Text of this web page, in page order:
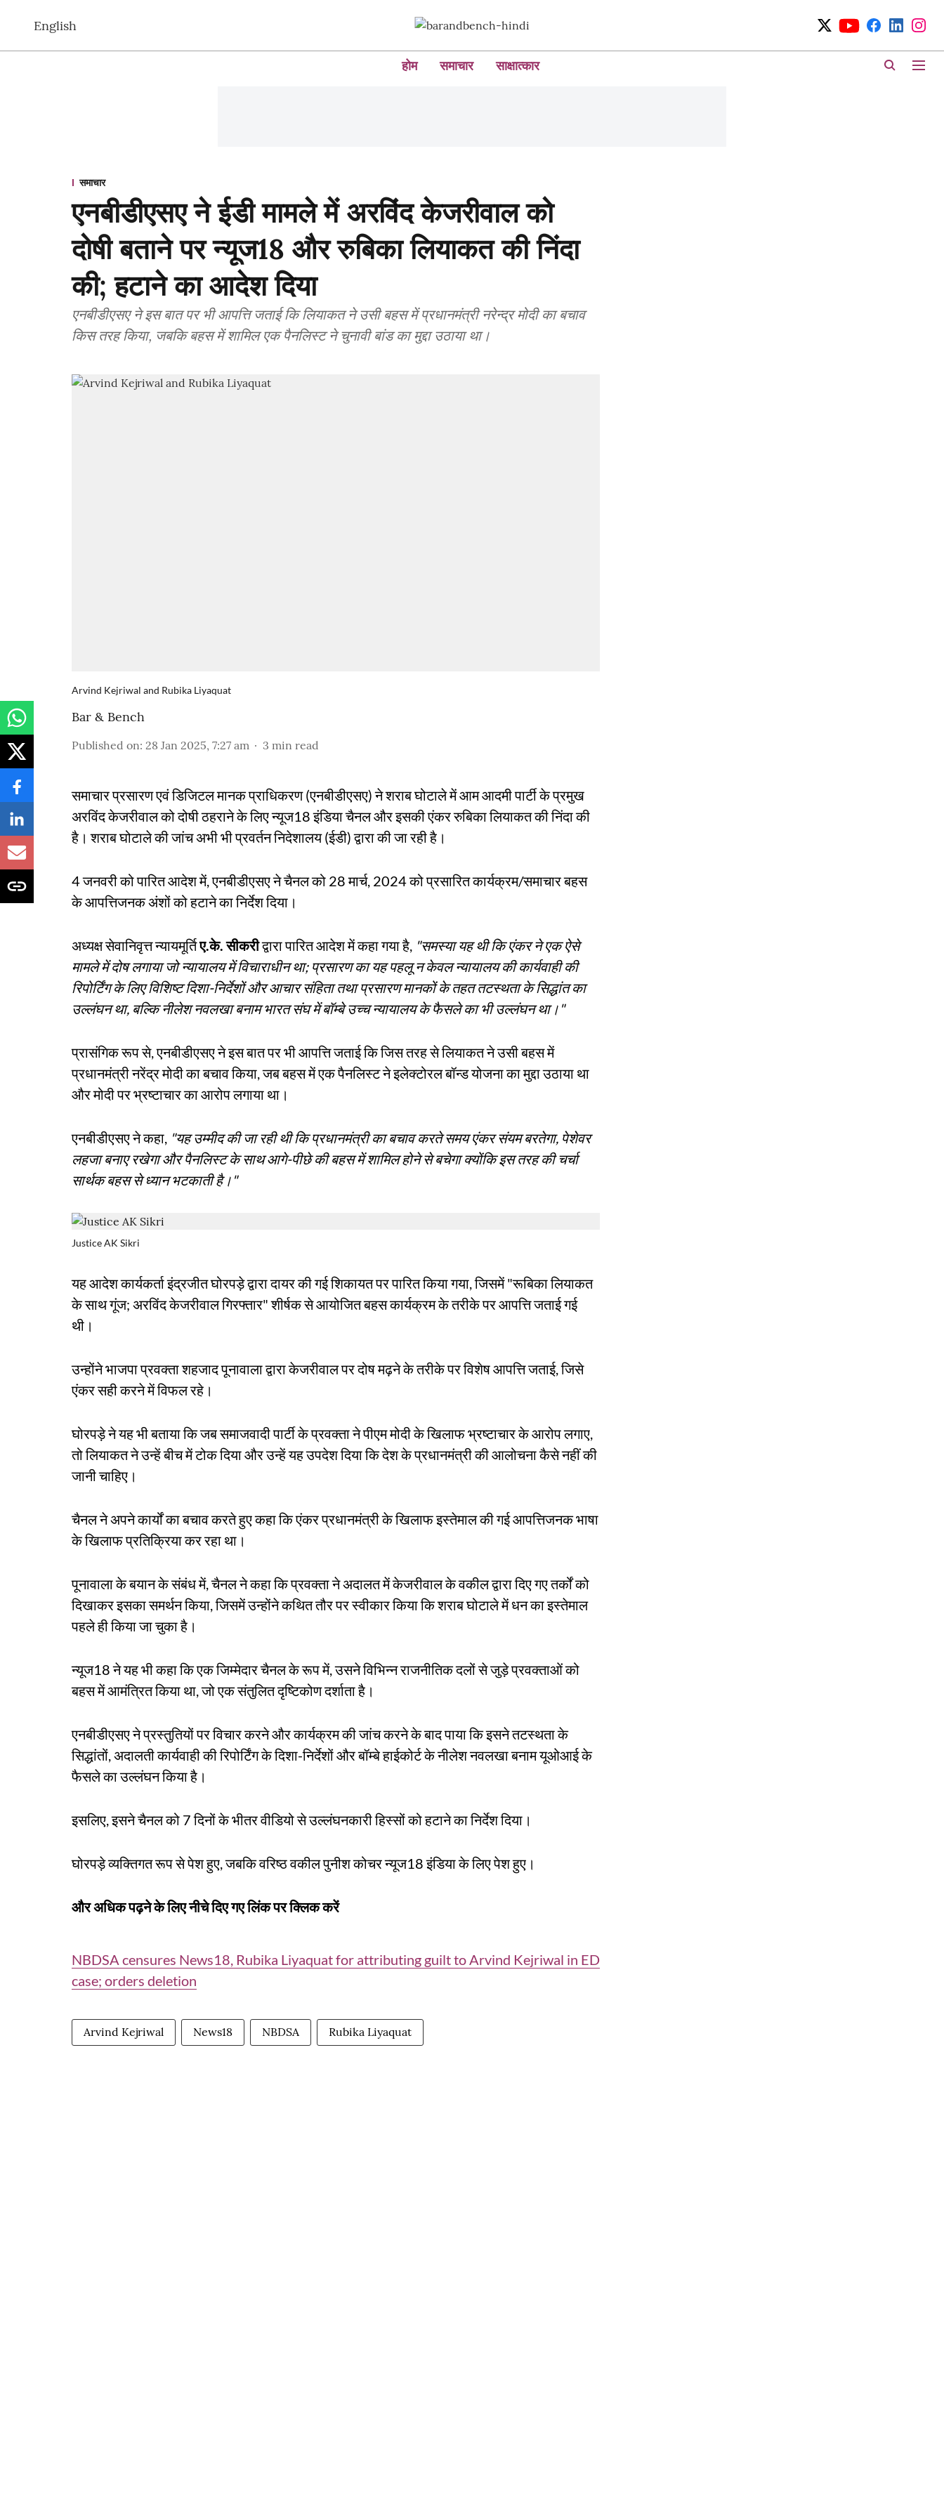
English
होम समाचार साक्षात्कार
समाचार
एनबीडीएसए ने ईडी मामले में अरविंद केजरीवाल को
दोषी बताने पर न्यूज18 और रुबिका लियाकत की निंदा
की; हटाने का आदेश दिया
एनबीडीएसए ने इस बात पर भी आपत्ति जताई कि लियाकत ने उसी बहस में प्रधानमंत्री नरेन्द्र मोदी का बचाव
किस तरह किया, जबकि बहस में शामिल एक पैनलिस्ट ने चुनावी बांड का मुद्दा उठाया था।
Arvind Kejriwal and Rubika Liyaquat
Bar & Bench
Published on: 28 Jan 2025, 7:27 am 3 min read
समाचार प्रसारण एवं डिजिटल मानक प्राधिकरण (एनबीडीएसए) ने शराब घोटाले में आम आदमी पार्टी के प्रमुख
अरविंद केजरीवाल को दोषी ठहराने के लिए न्यूज18 इंडिया चैनल और इसकी एंकर रुबिका लियाकत की निंदा की
है। शराब घोटाले की जांच अभी भी प्रवर्तन निदेशालय (ईडी) द्वारा की जा रही है।
4 जनवरी को पारित आदेश में, एनबीडीएसए ने चैनल को 28 मार्च, 2024 को प्रसारित कार्यक्रम/समाचार बहस
के आपत्तिजनक अंशों को हटाने का निर्देश दिया।
अध्यक्ष सेवानिवृत्त न्यायमूर्तिए.के. सीकरीद्वारा पारित आदेश में कहा गया है, "समस्या यह थी कि एंकर ने एक ऐसे
मामले में दोष लगाया जो न्यायालय में विचाराधीन था; प्रसारण का यह पहलू न केवल न्यायालय की कार्यवाही की
रिपोर्टिंग के लिए विशिष्ट दिशा-निर्देशों और आचार संहिता तथा प्रसारण मानकों के तहत तटस्थता के सिद्धांत का
उल्लंघन था, बल्कि नीलेश नवलखा बनाम भारत संघ में बॉम्बे उच्च न्यायालय के फैसले का भी उल्लंघन था।"
प्रासंगिक रूप से, एनबीडीएसए ने इस बात पर भी आपत्ति जताई कि जिस तरह से लियाकत ने उसी बहस में
प्रधानमंत्री नरेंद्र मोदी का बचाव किया, जब बहस में एक पैनलिस्ट ने इलेक्टोरल बॉन्ड योजना का मुद्दा उठाया था
और मोदी पर भ्रष्टाचार का आरोप लगाया था।
एनबीडीएसए ने कहा, "यह उम्मीद की जा रही थी कि प्रधानमंत्री का बचाव करते समय एंकर संयम बरतेगा, पेशेवर
लहजा बनाए रखेगा और पैनलिस्ट के साथ आगे-पीछे की बहस में शामिल होने से बचेगा क्योंकि इस तरह की चर्चा
सार्थक बहस से ध्यान भटकाती है।"
Justice AK Sikri
यह आदेश कार्यकर्ता इंद्रजीत घोरपड़े द्वारा दायर की गई शिकायत पर पारित किया गया, जिसमें "रूबिका लियाकत
के साथ गूंज; अरविंद केजरीवाल गिरफ्तार" शीर्षक से आयोजित बहस कार्यक्रम के तरीके पर आपत्ति जताई गई
थी।
उन्होंने भाजपा प्रवक्ता शहजाद पूनावाला द्वारा केजरीवाल पर दोष मढ़ने के तरीके पर विशेष आपत्ति जताई, जिसे
एंकर सही करने में विफल रहे।
घोरपड़े ने यह भी बताया कि जब समाजवादी पार्टी के प्रवक्ता ने पीएम मोदी के खिलाफ भ्रष्टाचार के आरोप लगाए,
तो लियाकत ने उन्हें बीच में टोक दिया और उन्हें यह उपदेश दिया कि देश के प्रधानमंत्री की आलोचना कैसे नहीं की
जानी चाहिए।
चैनल ने अपने कार्यों का बचाव करते हुए कहा कि एंकर प्रधानमंत्री के खिलाफ इस्तेमाल की गई आपत्तिजनक भाषा
के खिलाफ प्रतिक्रिया कर रहा था।
पूनावाला के बयान के संबंध में, चैनल ने कहा कि प्रवक्ता ने अदालत में केजरीवाल के वकील द्वारा दिए गए तर्कों को
दिखाकर इसका समर्थन किया, जिसमें उन्होंने कथित तौर पर स्वीकार किया कि शराब घोटाले में धन का इस्तेमाल
पहले ही किया जा चुका है।
न्यूज18 ने यह भी कहा कि एक जिम्मेदार चैनल के रूप में, उसने विभिन्न राजनीतिक दलों से जुड़े प्रवक्ताओं को
बहस में आमंत्रित किया था, जो एक संतुलित दृष्टिकोण दर्शाता है।
एनबीडीएसए ने प्रस्तुतियों पर विचार करने और कार्यक्रम की जांच करने के बाद पाया कि इसने तटस्थता के
सिद्धांतों, अदालती कार्यवाही की रिपोर्टिंग के दिशा-निर्देशों और बॉम्बे हाईकोर्ट के नीलेश नवलखा बनाम यूओआई के
फैसले का उल्लंघन किया है।
इसलिए, इसने चैनल को 7 दिनों के भीतर वीडियो से उल्लंघनकारी हिस्सों को हटाने का निर्देश दिया।
घोरपड़े व्यक्तिगत रूप से पेश हुए, जबकि वरिष्ठ वकील पुनीश कोचर न्यूज18 इंडिया के लिए पेश हुए।
और अधिक पढ़ने के लिए नीचे दिए गए लिंक पर क्लिक करें
NBDSA censures News18, Rubika Liyaquat for attributing guilt to Arvind Kejriwal in ED
case; orders deletion
Arvind Kejriwal News18 NBDSA Rubika Liyaquat